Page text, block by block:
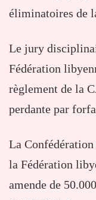
éliminatoires de
Le jury
Fédération
règlement de la
perdante par
La
la Fédération
amende de